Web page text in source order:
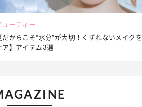
大切！くずれないメイクをつくる【保湿